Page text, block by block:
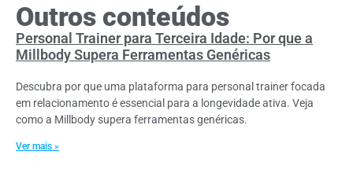
Outros conteúdos
Personal Trainer para Terceira Idade: Por que a
Millbody Supera Ferramentas Genéricas
Descubra por que uma plataforma para personal trainer focada
em relacionamento é essencial para a longevidade ativa. Veja
como a Millbody supera ferramentas genéricas.
Ver mais »